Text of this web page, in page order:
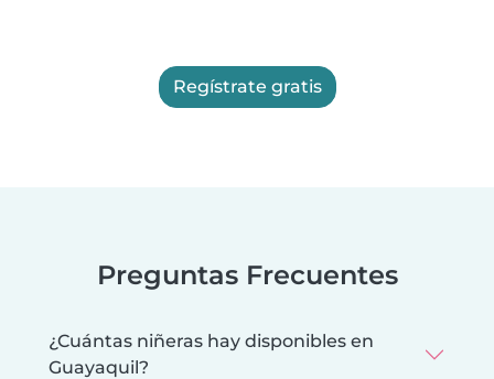
Regístrate gratis
Preguntas Frecuentes
¿Cuántas niñeras hay disponibles en
Guayaquil?